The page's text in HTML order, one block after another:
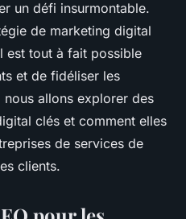
un défi insurmontable.
de marketing digital
est tout à fait possible
et de fidéliser les
allons explorer des
clés et comment elles
de services de
clients.